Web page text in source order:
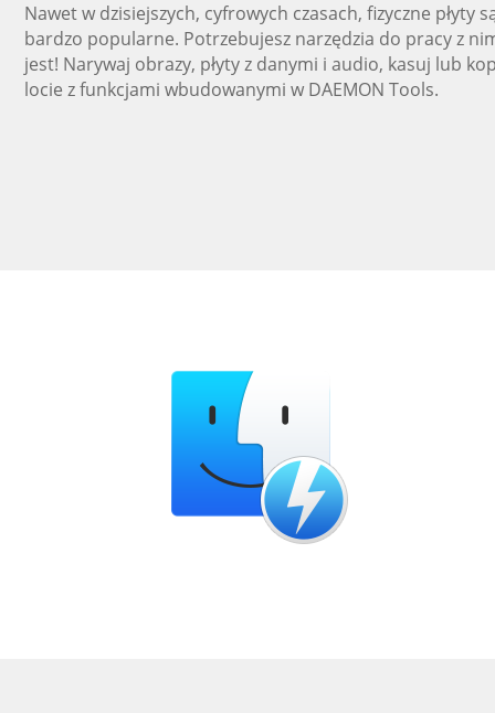
Nawet w dzisiejszych, cyfrowych czasach, fizyczne płyty
bardzo popularne. Potrzebujesz narzędzia do pracy z
jest! Narywaj obrazy, płyty z danymi i audio, kasuj lub
locie z funkcjami wbudowanymi w DAEMON Tools.